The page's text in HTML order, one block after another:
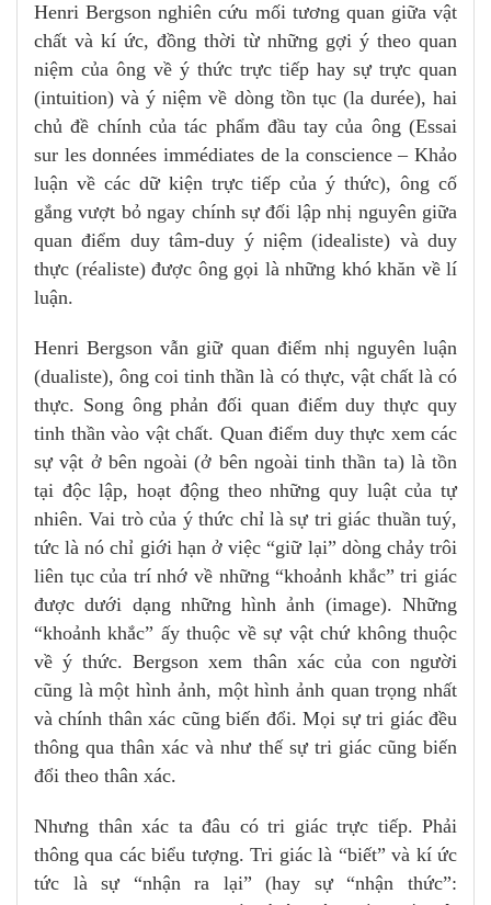
Henri Bergson nghiên cứu mối tương quan giữa vật
chất và kí ức, đồng thời từ những gợi ý theo quan
niệm của ông về ý thức trực tiếp hay sự trực quan
(intuition) và ý niệm về dòng tồn tục (la durée), hai
chủ đề chính của tác phẩm đầu tay của ông (Essai
sur les données immédiates de la conscience – Khảo
luận về các dữ kiện trực tiếp của ý thức), ông cố
gắng vượt bỏ ngay chính sự đối lập nhị nguyên giữa
quan điểm duy tâm-duy ý niệm (idealiste) và duy
thực (réaliste) được ông gọi là những khó khăn về lí
luận.
Henri Bergson vẫn giữ quan điểm nhị nguyên luận
(dualiste), ông coi tinh thần là có thực, vật chất là có
thực. Song ông phản đối quan điểm duy thực quy
tinh thần vào vật chất. Quan điểm duy thực xem các
sự vật ở bên ngoài (ở bên ngoài tinh thần ta) là tồn
tại độc lập, hoạt động theo những quy luật của tự
nhiên. Vai trò của ý thức chỉ là sự tri giác thuần tuý,
tức là nó chỉ giới hạn ở việc “giữ lại” dòng chảy trôi
liên tục của trí nhớ về những “khoảnh khắc” tri giác
được dưới dạng những hình ảnh (image). Những
“khoảnh khắc” ấy thuộc về sự vật chứ không thuộc
về ý thức. Bergson xem thân xác của con người
cũng là một hình ảnh, một hình ảnh quan trọng nhất
và chính thân xác cũng biến đổi. Mọi sự tri giác đều
thông qua thân xác và như thế sự tri giác cũng biến
đổi theo thân xác.
Nhưng thân xác ta đâu có tri giác trực tiếp. Phải
thông qua các biểu tượng. Tri giác là “biết” và kí ức
tức là sự “nhận ra lại” (hay sự “nhận thức”: